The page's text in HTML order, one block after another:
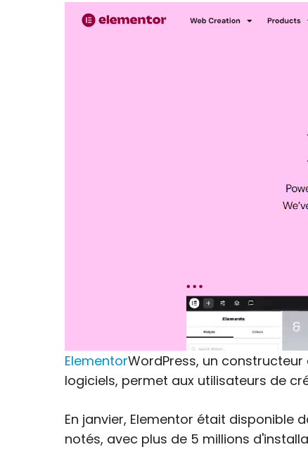
ElementorWordPress, un
logiciels, permet aux utilisateurs de
En janvier, Elementor était disponible
notés, avec plus de 5 millions